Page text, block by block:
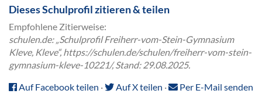
Dieses Schulprofil zitieren & teilen
Empfohlene Zitierweise:
schulen.de: „Schulprofil Freiherr-vom-Stein-Gymnasium
Kleve, Kleve“, https://schulen.de/schulen/freiherr-vom-stein-
gymnasium-kleve-10221/, Stand: 29.08.2025.
Auf Facebook teilen · Auf X teilen · Per E-Mail senden